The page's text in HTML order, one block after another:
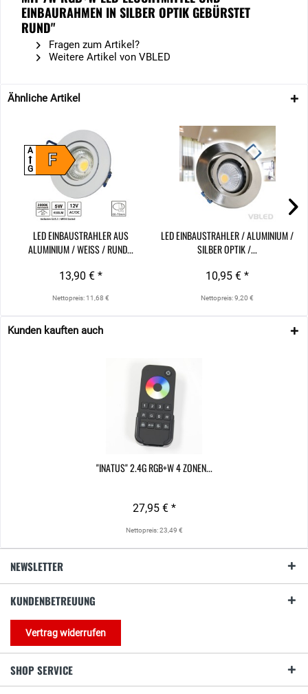
EINBAURAHMEN IN SILBER OPTIK GEBÜRSTET
RUND"
Fragen zum Artikel?
Weitere Artikel von VBLED
Ähnliche Artikel
F
A
G
LED EINBAUSTRAHLER AUS
ALUMINIUM / WEISS / RUND...
13,90 € *
Nettopreis: 11,68 €
LED EINBAUSTRAHLER / ALUMINIUM /
SILBER OPTIK /...
10,95 € *
Nettopreis: 9,20 €
Kunden kauften auch
"INATUS" 2.4G RGB+W 4 ZONEN...
27,95 € *
Nettopreis: 23,49 €
NEWSLETTER
KUNDENBETREUUNG
Vertrag widerrufen
SHOP SERVICE